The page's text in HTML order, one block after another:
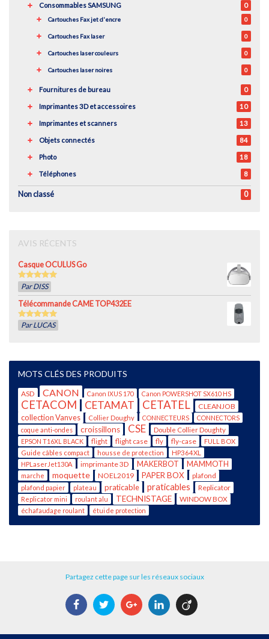
Consommables SAMSUNG 0
Cartouches Fax jet d'encre 0
Cartouches Fax laser 0
Cartouches laser couleurs 0
Cartouches laser noires 0
Fournitures de bureau 0
Imprimantes 3D et accessoires 10
Imprimantes et scanners 13
Objets connectés 84
Photo 18
Téléphones 8
Non classé 0
AVIS RÉCENTS
Casque OCULUS Go
out of 5
Par DISS
Télécommande CAME TOP432EE
out of 5
Par LUCAS
MOTS CLÉS DES PRODUITS
ASD CANON Canon IXUS 170 Canon POWERSHOT SX610 HS
CETACOM CETAMAT CETATEL CLEANJOB
collection Vanves Collier Doughy CONNECTEURS
CONNECTORS
coque anti-ondes
croissillons CSE
Double Collier Doughty
EPSON T16XL BLACK
flight flight case fly fly-case
FULL BOX
Guide câbles compact
housse de protection
HP364XL
HPLaserJet130A
imprimante 3D MAKERBOT MAMMOTH
marche moquette NOEL2019 PAPER BOX plafond
plafond papier plateau praticable praticables Replicator
Replicator mini roulant alu TECHNISTAGE WINDOW BOX
échafaudage roulant étui de protection
Partagez cette page sur les réseaux sociaux
FacebookTwitter Google+LinkedIn